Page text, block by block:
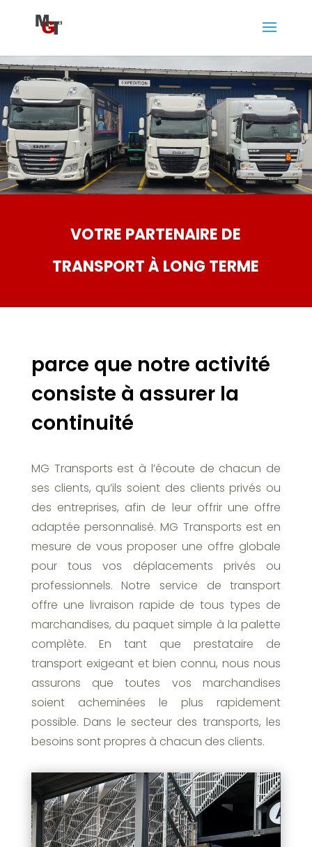
VOTRE PARTENAIRE DE
TRANSPORT À LONG TERME
parce que notre activité
consiste à assurer la
continuité
MG Transports est à l’écoute de chacun de
ses clients, qu’ils soient des clients privés ou
des entreprises, afin de leur offrir une offre
adaptée personnalisé. MG Transports est en
mesure de vous proposer une offre globale
pour tous vos déplacements privés ou
professionnels. Notre service de transport
offre une livraison rapide de tous types de
marchandises, du paquet simple à la palette
complète. En tant que prestataire de
transport exigeant et bien connu, nous nous
assurons que toutes vos marchandises
soient acheminées le plus rapidement
possible. Dans le secteur des transports, les
besoins sont propres à chacun des clients.